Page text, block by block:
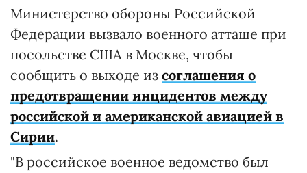
Министерство обороны Российской
Федерации вызвало военного атташе при
посольстве США в Москве, чтобы
сообщить о выходе из соглашения о
предотвращении инцидентов между
российской и американской авиацией в
Сирии.
"В российское военное ведомство был